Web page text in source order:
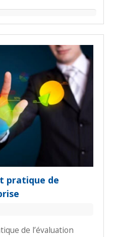
pratique de
de l’évaluation